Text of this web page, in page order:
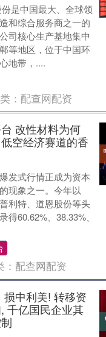
是中国最大、全球领
和综合服务商之一的
司核心生产基地集中
等地区，位于中国环
地带，....
： 配查网配资
改性材料为何
空经济赛道的香
发式行情正成为资本
现象之一。今年以
利特、道恩股份等头
得60.62%、38.33%、
配查网配资
损中利美! 转移资
千亿国民企业其